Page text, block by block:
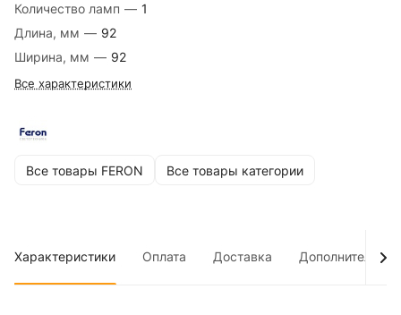
Количество ламп — 1
Длина, мм — 92
Ширина, мм — 92
Все характеристики
Все товары FERON Все товары категории
Характеристики Оплата Доставка Дополнительно